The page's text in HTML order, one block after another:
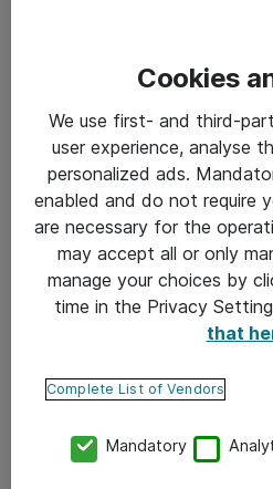
Miten
Cookies
We use first- and third-
user experience, analyse
personalized ads.
enabled and do not require
are necessary for the
may accept all or only
manage your choices by
time in the Privacy
that
Complete List of Vendors
Mandatory